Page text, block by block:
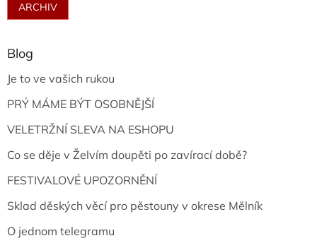
ARCHIV
Blog
Je to ve vašich rukou
PRÝ MÁME BÝT OSOBNĚJŠÍ
VELETRŽNÍ SLEVA NA ESHOPU
Co se děje v Želvím doupěti po zavírací době?
FESTIVALOVÉ UPOZORNĚNÍ
Sklad děských věcí pro pěstouny v okrese Mělník
O jednom telegramu